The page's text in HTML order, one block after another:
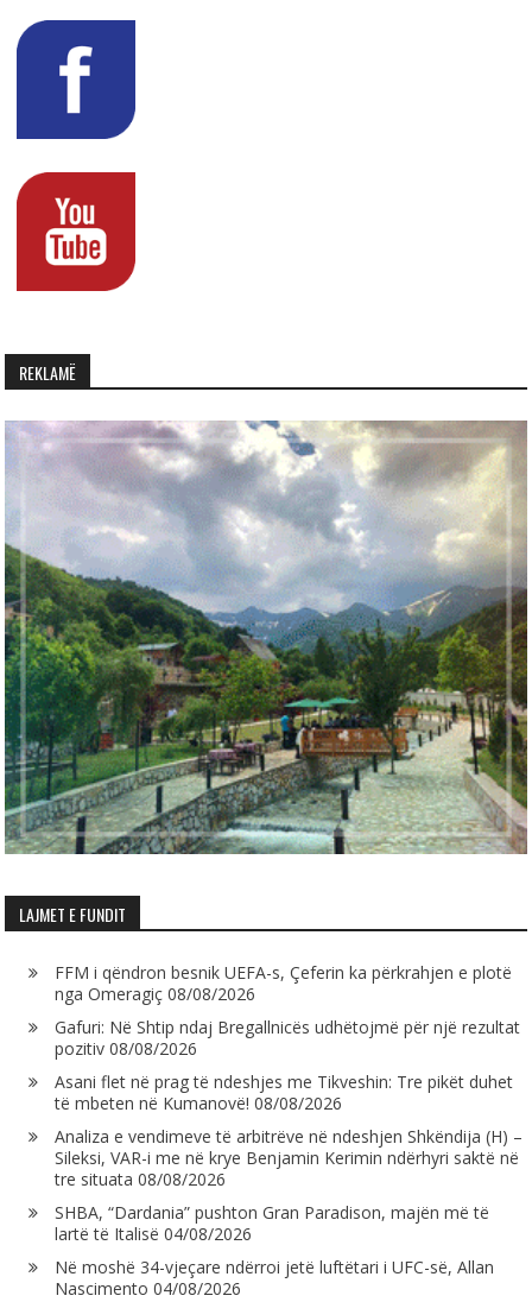
REKLAMË
LAJMET E FUNDIT
FFM i qëndron besnik UEFA-s, Çeferin ka përkrahjen e plotë
nga Omeragiç 08/08/2026
Gafuri: Në Shtip ndaj Bregallnicës udhëtojmë për një rezultat
pozitiv 08/08/2026
Asani flet në prag të ndeshjes me Tikveshin: Tre pikët duhet
të mbeten në Kumanovë! 08/08/2026
Analiza e vendimeve të arbitrëve në ndeshjen Shkëndija (H) –
Sileksi, VAR-i me në krye Benjamin Kerimin ndërhyri saktë në
tre situata 08/08/2026
SHBA, “Dardania” pushton Gran Paradison, majën më të
lartë të Italisë 04/08/2026
Në moshë 34-vjeçare ndërroi jetë luftëtari i UFC-së, Allan
Nascimento 04/08/2026